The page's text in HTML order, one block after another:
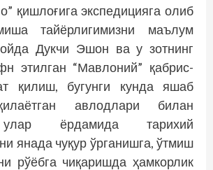
қишлоғига экспедицияга олиб
тайёрлигимизни маълум
Дукчи Эшон ва у зотнинг
этилган “Мавлоний” қабрис­
қилиш, бугунги кунда яшаб
авлодлари билан
ёрдамида тарихий
янада чуқур ўрганишга, ўтмиш
рўёбга чиқаришда ҳамкорлик